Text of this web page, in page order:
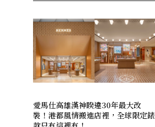
愛馬仕高雄漢神睽違30年最大改
裝！港都風情搬進店裡，全球限定錶